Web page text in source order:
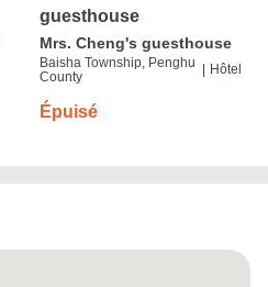
guesthouse
Mrs. Cheng's guesthouse
Baisha Township, Penghu
County
Hôtel
Épuisé